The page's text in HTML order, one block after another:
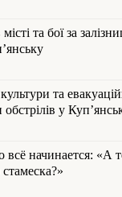
та бої за
та
у
всё начинается: «А